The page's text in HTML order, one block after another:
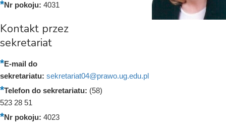
Nr pokoju: 4031
Kontakt przez
sekretariat
E-mail do
sekretariatu: sekretariat04@prawo.ug.edu.pl
Telefon do sekretariatu: (58)
523 28 51
Nr pokoju: 4023